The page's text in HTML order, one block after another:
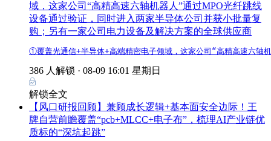
域，这家公司“高精高速六轴机器人”通过MPO光纤跳线
设备通过验证，同时进入两家半导体公司并获小批量复
购；另有一家公司电力设备及解决方案的全球供应商
①覆盖光通信+半导体+高端精密电子领域，这家公司“高精高速六轴
386 人解锁 · 08-09 16:01 星期日
解锁全文
【风口研报回顾】兼顾成长逻辑+基本面安全边际！王
牌自营前瞻覆盖“pcb+MLCC+电子布”，梳理AI产业链优
质标的“深坑起跳”